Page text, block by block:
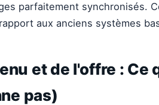
parfaitement synchronisés.
aux anciens systèmes
et de l'offre : Ce
pas)